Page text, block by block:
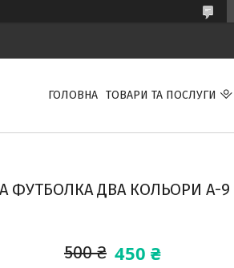
ГОЛОВНА ТОВАРИ ТА ПОСЛУГИ
ФУТБОЛКА ДВА КОЛЬОРИ А-9
500 ₴ 450 ₴